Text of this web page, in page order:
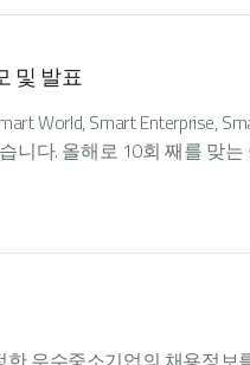
및 발표
World, Smart Enterprise,
니다. 올해로 10회 째를 맞는